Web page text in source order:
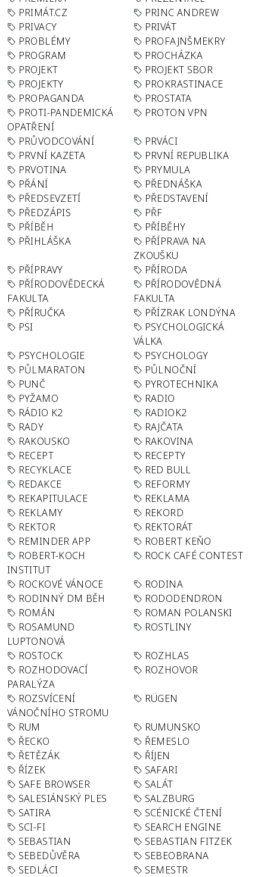
PRIMÁT.CZ
PRINC ANDREW
PRIVACY
PRIVÁT
PROBLÉMY
PROFAJNŠMEKRY
PROGRAM
PROCHÁZKA
PROJEKT
PROJEKT SBOR
PROJEKTY
PROKRASTINACE
PROPAGANDA
PROSTATA
PROTI-PANDEMICKÁ
OPATŘENÍ
PROTON VPN
PRŮVODCOVÁNÍ
PRVÁCI
PRVNÍ KAZETA
PRVNÍ REPUBLIKA
PRVOTINA
PRYMULA
PŘÁNÍ
PŘEDNÁŠKA
PŘEDSEVZETÍ
PŘEDSTAVENÍ
PŘEDZÁPIS
PŘF
PŘÍBĚH
PŘÍBĚHY
PŘIHLÁŠKA
PŘÍPRAVA NA
ZKOUŠKU
PŘÍPRAVY
PŘÍRODA
PŘÍRODOVĚDECKÁ
FAKULTA
PŘÍRODOVĚDNÁ
FAKULTA
PŘÍRUČKA
PŘÍZRAK LONDÝNA
PSI
PSYCHOLOGICKÁ
VÁLKA
PSYCHOLOGIE
PSYCHOLOGY
PŮLMARATON
PŮLNOČNÍ
PUNČ
PYROTECHNIKA
PYŽAMO
RADIO
RÁDIO K2
RADIOK2
RADY
RAJČATA
RAKOUSKO
RAKOVINA
RECEPT
RECEPTY
RECYKLACE
RED BULL
REDAKCE
REFORMY
REKAPITULACE
REKLAMA
REKLAMY
REKORD
REKTOR
REKTORÁT
REMINDER APP
ROBERT KEŇO
ROBERT-KOCH
INSTITUT
ROCK CAFÉ CONTEST
ROCKOVÉ VÁNOCE
RODINA
RODINNÝ DM BĚH
RODODENDRON
ROMÁN
ROMAN POLANSKI
ROSAMUND
LUPTONOVÁ
ROSTLINY
ROSTOCK
ROZHLAS
ROZHODOVACÍ
PARALÝZA
ROZHOVOR
ROZSVÍCENÍ
VÁNOČNÍHO STROMU
RÜGEN
RUM
RUMUNSKO
ŘECKO
ŘEMESLO
ŘETĚZÁK
ŘÍJEN
ŘÍZEK
SAFARI
SAFE BROWSER
SALÁT
SALESIÁNSKÝ PLES
SALZBURG
SATIRA
SCÉNICKÉ ČTENÍ
SCI-FI
SEARCH ENGINE
SEBASTIAN
SEBASTIAN FITZEK
SEBEDŮVĚRA
SEBEOBRANA
SEDLÁCI
SEMESTR